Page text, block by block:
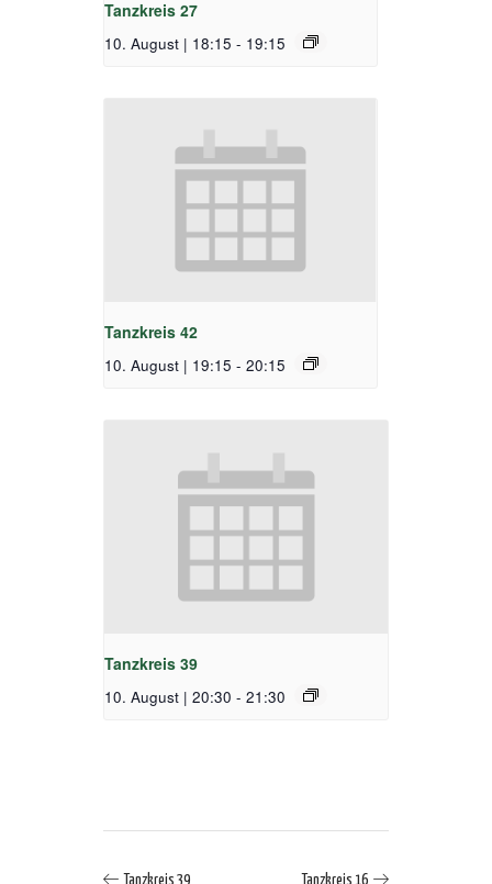
Tanzkreis 27
10. August | 18:15 - 19:15
Tanzkreis 42
10. August | 19:15 - 20:15
Tanzkreis 39
10. August | 20:30 - 21:30
Tanzkreis 39 Tanzkreis 16